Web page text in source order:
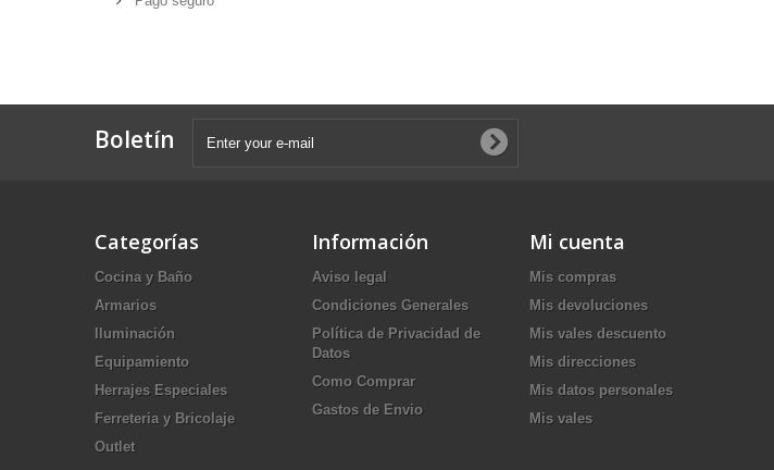
Boletín
Categorías
Cocina y Baño
Armarios
Iluminación
Equipamiento
Herrajes Especiales
Ferreteria y Bricolaje
Outlet
Información
Aviso legal
Condiciones Generales
Política de Privacidad de
Datos
Como Comprar
Gastos de Envio
Mi cuenta
Mis compras
Mis devoluciones
Mis vales descuento
Mis direcciones
Mis datos personales
Mis vales